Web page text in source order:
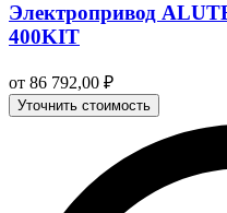
Электропривод
400KIT
от 86 792,00 ₽
Уточнить стоимость